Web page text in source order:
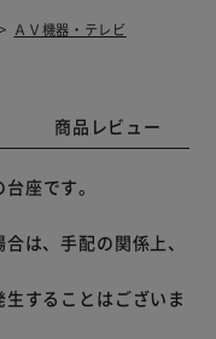
ＡＶ機器・テレビ
商品レビュー
座です。
は、手配の関係上、
することはございま